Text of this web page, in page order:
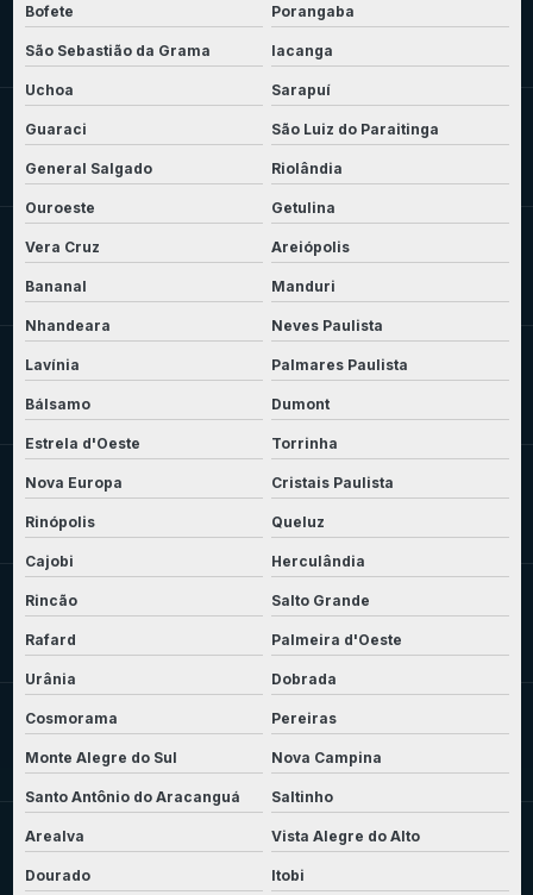
Bofete Porangaba
São Sebastião da Grama Iacanga
Uchoa Sarapuí
Guaraci São Luiz do Paraitinga
General Salgado Riolândia
Ouroeste Getulina
Vera Cruz Areiópolis
Bananal Manduri
Nhandeara Neves Paulista
Lavínia Palmares Paulista
Bálsamo Dumont
Estrela d'Oeste Torrinha
Nova Europa Cristais Paulista
Rinópolis Queluz
Cajobi Herculândia
Rincão Salto Grande
Rafard Palmeira d'Oeste
Urânia Dobrada
Cosmorama Pereiras
Monte Alegre do Sul Nova Campina
Santo Antônio do Aracanguá Saltinho
Arealva Vista Alegre do Alto
Dourado Itobi